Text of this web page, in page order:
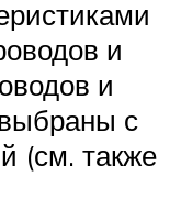
и
и
с
(см. также